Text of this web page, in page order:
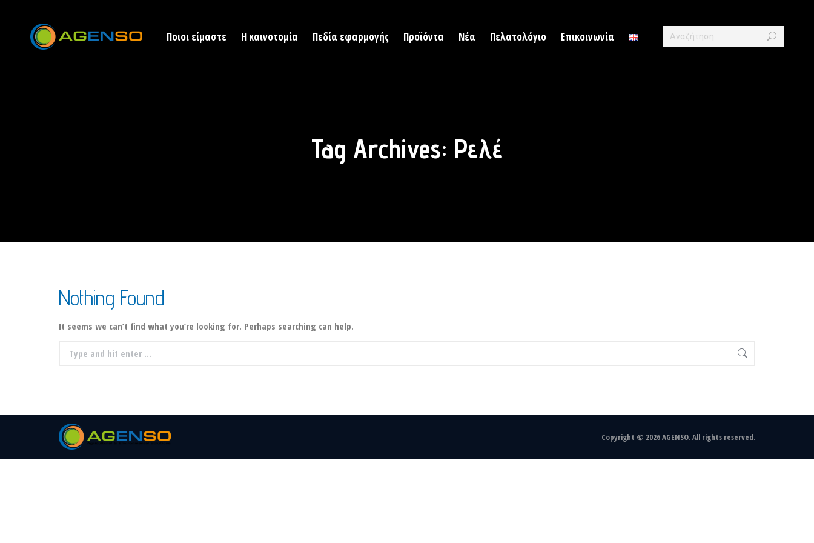
Ποιοι είμαστε Η καινοτομία Πεδία εφαρμογής Προϊόντα Νέα Πελατολόγιο Επικοινωνία Search:
Tag Archives: Ρελέ
Nothing Found
It seems we can’t find what you’re looking for. Perhaps searching can help.
Search:
Copyright © 2026 AGENSO. All rights reserved.